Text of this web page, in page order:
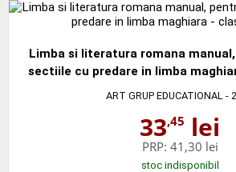
Limba si literatura romana
sectiile cu predare in limba
ART GRUP EDUCATIONAL -
33,45 lei
PRP: 41,30 lei
stoc indisponibil